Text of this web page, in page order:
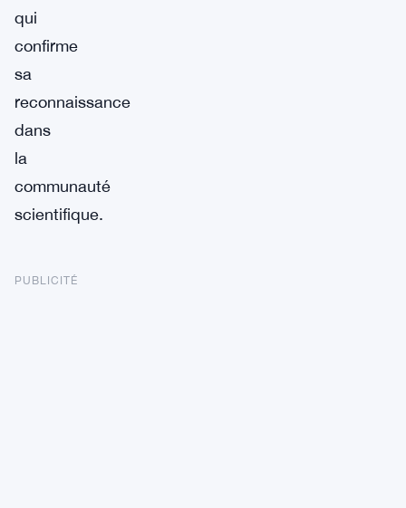
qui
confirme
sa
reconnaissance
dans
la
communauté
scientifique.
PUBLICITÉ